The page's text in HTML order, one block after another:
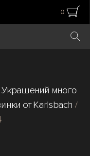
0
Украшений много
от Karlsbach /